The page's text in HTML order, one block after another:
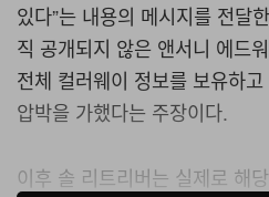
있다”는 내용의 메시지를 전달
직 공개되지 않은 앤서니 에드
전체 컬러웨이 정보를 보유하
압박을 가했다는 주장이다.
이후 솔 리트리버는 실제로 해